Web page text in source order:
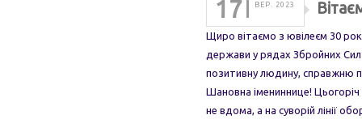
17 ВЕР. 2023
Щиро вітаємо з ювілеєм 30
держави у рядах Збройних Сил
позитивну людину, справжню
Шановна імениннице! Цьогоріч
не вдома, а на суворій лінії